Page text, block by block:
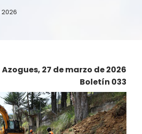
2026
Azogues, 27 de marzo de 2026
Boletín 033